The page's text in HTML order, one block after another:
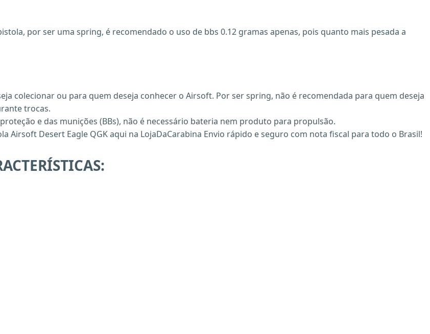
por ser uma spring, é recomendado o uso de bbs 0.12 gramas apenas, pois quanto mais pesada a
colecionar ou para quem deseja conhecer o Airsoft. Por ser spring, não é recomendada para quem deseja
trocas.
e das munições (BBs), não é necessário bateria nem produto para propulsão.
Airsoft Desert Eagle QGK aqui na LojaDaCarabina Envio rápido e seguro com nota fiscal para todo o Brasil!